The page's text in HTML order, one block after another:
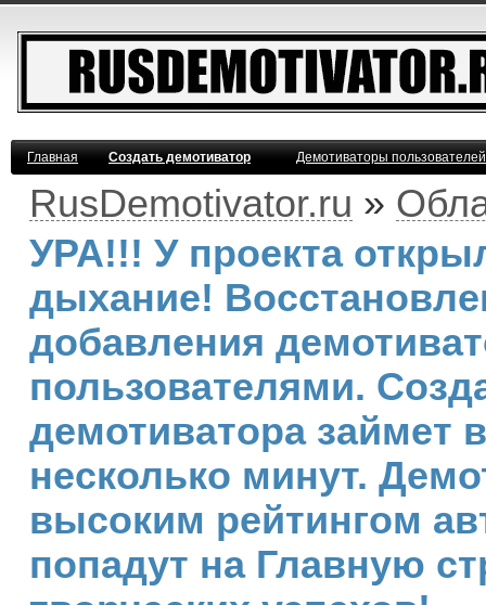
Главная Создать демотиватор Демотиваторы
RusDemotivator.ru »
УРА!!! У проекта
дыхание!
добавления
пользователями.
демотиватора займет
несколько минут.
высоким рейтингом
попадут на Главную